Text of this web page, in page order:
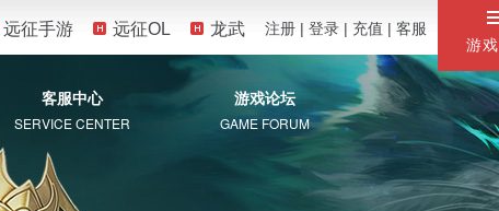
游
远征手游 远征OL 龙武 注册 | 登录 | 充值 | 客服
客服中心
SERVICE CENTER
游戏论坛
GAME FORUM
自助服务
常见问题